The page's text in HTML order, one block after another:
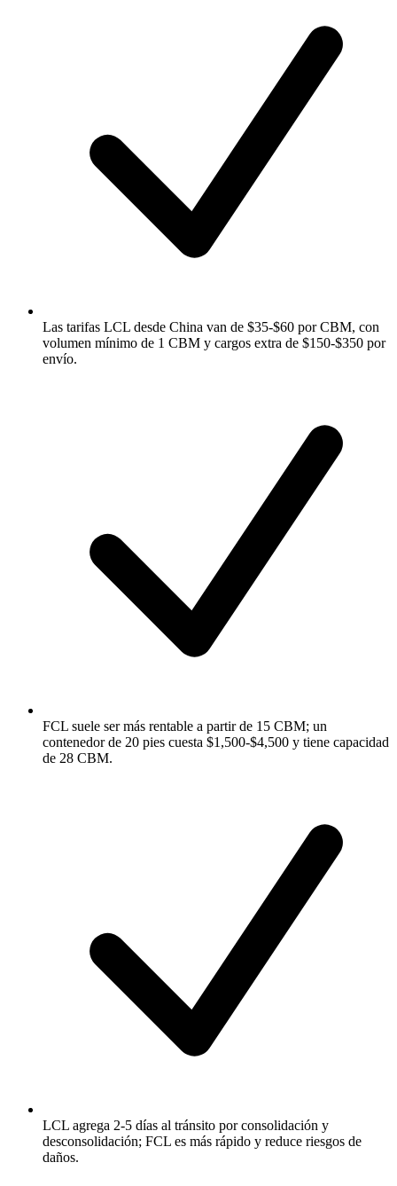
Las tarifas LCL desde China van de $35-$60 por CBM, con
volumen mínimo de 1 CBM y cargos extra de $150-$350 por
envío.
FCL suele ser más rentable a partir de 15 CBM; un
contenedor de 20 pies cuesta $1,500-$4,500 y tiene capacidad
de 28 CBM.
LCL agrega 2-5 días al tránsito por consolidación y
desconsolidación; FCL es más rápido y reduce riesgos de
daños.